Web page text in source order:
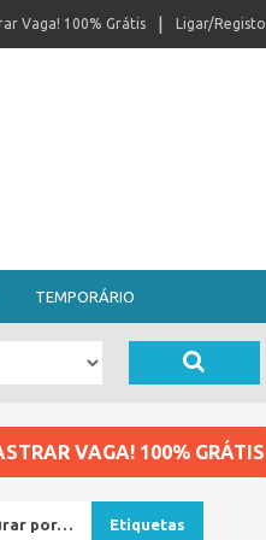
Ligar/Registo
Vaga! 100% Grátis
TEMPORÁRIO
VAGA! 100% GRÁTIS
por… Etiquetas